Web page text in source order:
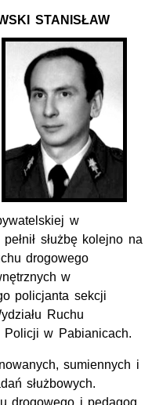
STANISŁAW
w
służbę kolejno na
drogowego
w
policjanta sekcji
Ruchu
Policji w Pabianicach.
sumiennych i
służbowych.
drogowego i pedagog